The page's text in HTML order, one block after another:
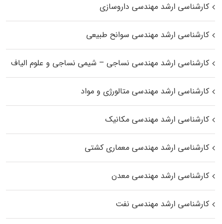
کارشناسی ارشد مهندسی داروسازی
کارشناسی ارشد مهندسی سوانح طبیعی
کارشناسی ارشد مهندسی نساجی – شیمی نساجی و علوم الیاف
کارشناسی ارشد مهندسی متالورژی و مواد
کارشناسی ارشد مهندسی مکانیک
کارشناسی ارشد مهندسی معماری کشتی
کارشناسی ارشد مهندسی معدن
کارشناسی ارشد مهندسی نفت